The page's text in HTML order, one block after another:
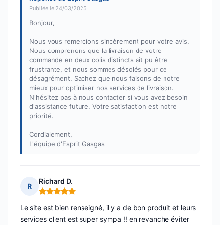
Publiée le 24/03/2025
Bonjour,
Nous vous remercions sincèrement pour votre avis.
Nous comprenons que la livraison de votre
commande en deux colis distincts ait pu être
frustrante, et nous sommes désolés pour ce
désagrément. Sachez que nous faisons de notre
mieux pour optimiser nos services de livraison.
N'hésitez pas à nous contacter si vous avez besoin
d'assistance future. Votre satisfaction est notre
priorité.
Cordialement,
L'équipe d'Esprit Gasgas
R
Richard D.
Note : 5 sur 5
Le site est bien renseigné, il y a de bon produit et leurs
services client est super sympa !! en revanche éviter